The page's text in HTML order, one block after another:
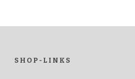
SHOP-LINKS